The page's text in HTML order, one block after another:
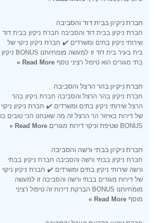
חברת ניקיון בבית דוד והסביבה
חברת ניקיון בבית דוד והסביבה חברת ניקיון בבית דוד
שירותי ניקיון בתים ומשרדים ✔️ חברת ניקיון ניקוי של
בית בעיר בית דוד זו למעשה מומחיותנו BONUS ניקיון
בתי מגורים הוא טיפול רציני נוסף Read More »
חברת ניקיון בהר הרצל והסביבה
חברת ניקיון בהר הרצל והסביבה חברת ניקיון בהר
הרצל שירותי ניקיון בתים ומשרדים ✔️ חברת ניקיון ניקוי
של דירות באיזור הר הרצל זה מה שאנחנו הכי טובים בו
BONUS שטיפת וניקוי דירות מגורים
Read More »
חברת ניקיון בבתי ורשה והסביבה
חברת ניקיון בבתי ורשה והסביבה חברת ניקיון בבתי
ורשה שירותי ניקיון בתים ומשרדים ✔️ חברת ניקיון ניקוי
של דירות מגורים בבתי ורשה והסביבה זו למעשה
מומחיותנו BONUS הברקת דירות זה טיפול רציני
מוסף Read More »